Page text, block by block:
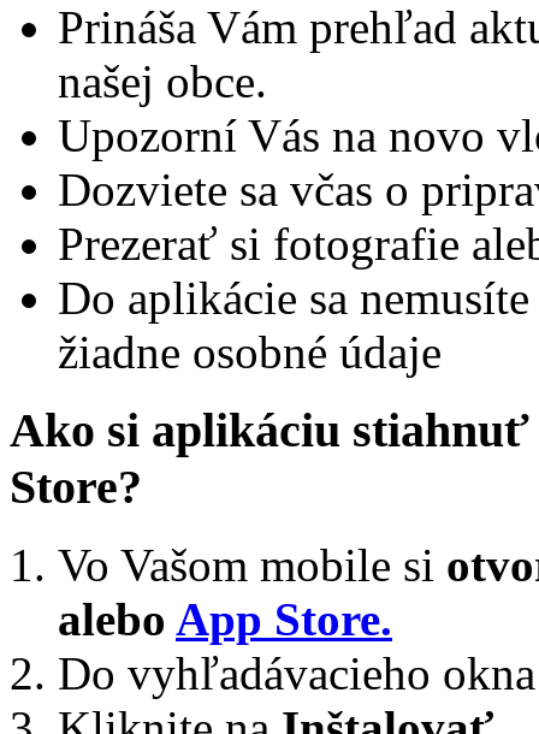
Prináša Vám prehľad
našej obce.
Upozorní Vás na novo
Dozviete sa včas o
Prezerať si fotografie
Do aplikácie sa
žiadne osobné údaje
Ako si aplikáciu stiahnuť
Store?
Vo Vašom mobile si
alebo App Store.
Do vyhľadávacieho